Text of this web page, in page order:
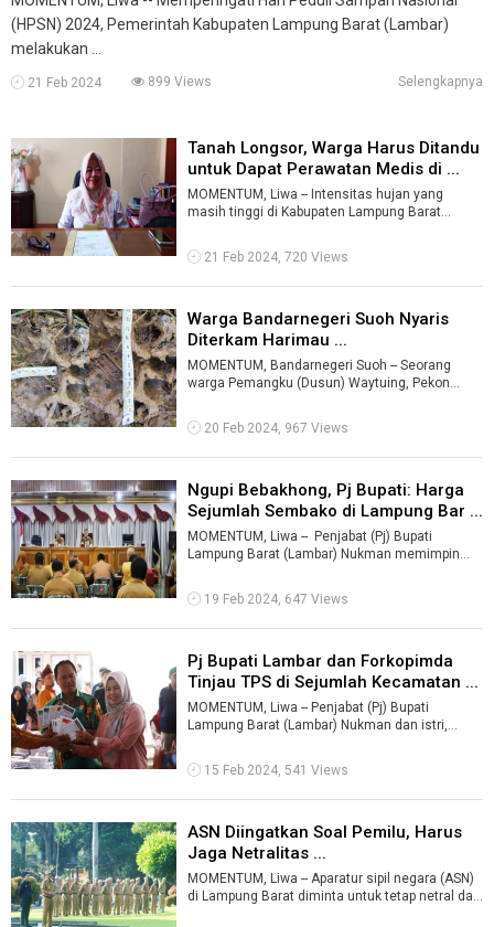
(HPSN) 2024, Pemerintah Kabupaten Lampung Barat (Lambar)
melakukan ...
21 Feb 2024 899 Views Selengkapnya
Tanah Longsor, Warga Harus Ditandu
untuk Dapat Perawatan Medis di ...
MOMENTUM, Liwa -- Intensitas hujan yang
masih tinggi di Kabupaten Lampung Barat
tana ...
21 Feb 2024, 720 Views
Warga Bandarnegeri Suoh Nyaris
Diterkam Harimau ...
MOMENTUM, Bandarnegeri Suoh -- Seorang
warga Pemangku (Dusun) Waytuing, Pekon
(B ...
20 Feb 2024, 967 Views
Ngupi Bebakhong, Pj Bupati: Harga
Sejumlah Sembako di Lampung Bar ...
MOMENTUM, Liwa -- Penjabat (Pj) Bupati
Lampung Barat (Lambar) Nukman memimpin
19 Feb 2024, 647 Views
Pj Bupati Lambar dan Forkopimda
Tinjau TPS di Sejumlah Kecamatan ...
MOMENTUM, Liwa -- Penjabat (Pj) Bupati
Lampung Barat (Lambar) Nukman dan istri,
pad ...
15 Feb 2024, 541 Views
ASN Diingatkan Soal Pemilu, Harus
Jaga Netralitas ...
MOMENTUM, Liwa -- Aparatur sipil negara (ASN)
di Lampung Barat diminta untuk tetap netral dan